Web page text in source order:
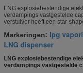
LNG explosiebestendige
verdampings vastgestelde
verstuiver heeft een star-
Markeringen: lpg
LNG dispenser
LNG explosiebestendige
verdampings vastgestelde